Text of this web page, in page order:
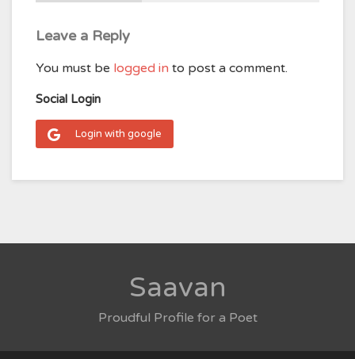
Leave a Reply
You must be logged in to post a comment.
Social Login
Login with google
Saavan
Proudful Profile for a Poet